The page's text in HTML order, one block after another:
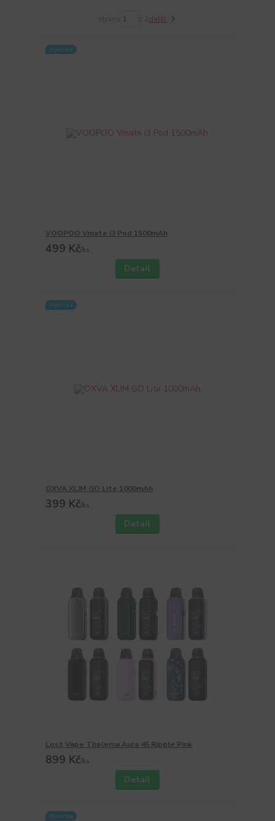
další
Novinka
VOOPOO Vmate i3 Pod 1500mAh
499 Kč/ks
Detail
Novinka
OXVA XLIM GO Lite 1000mAh
399 Kč/ks
Detail
Lost Vape Thelema Aura 45 Ripple Pink
899 Kč/ks
Detail
Novinka